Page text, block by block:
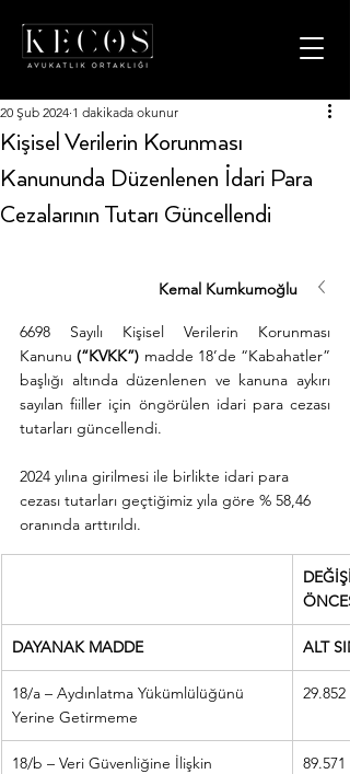
Kişisel Verilerin Korunması
Kanununda Düzenlenen İdari Para
Cezalarının Tutarı Güncellendi
20 Şub 2024 1 dakikada okunur
Kemal Kumkumoğlu
6698 Sayılı Kişisel Verilerin Korunması
Kanunu (“KVKK”) madde 18’de “Kabahatler”
başlığı altında düzenlenen ve kanuna aykırı
sayılan fiiller için öngörülen idari para cezası
tutarları güncellendi.
2024 yılına girilmesi ile birlikte idari para
cezası tutarları geçtiğimiz yıla göre % 58,46
oranında arttırıldı.
ÖNCESİ
DAYANAK MADDE ALT
18/a – Aydınlatma Yükümlülüğünü
Yerine Getirmeme
29.852
18/b – Veri Güvenliğine İlişkin
89.571